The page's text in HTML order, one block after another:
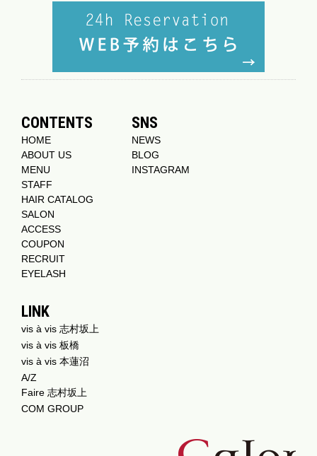
CONTENTS
HOME
ABOUT US
MENU
STAFF
HAIR CATALOG
SALON
ACCESS
COUPON
RECRUIT
EYELASH
SNS
NEWS
BLOG
INSTAGRAM
LINK
vis à vis 志村坂上
vis à vis 板橋
vis à vis 本蓮沼
A/Z
Faire 志村坂上
COM GROUP